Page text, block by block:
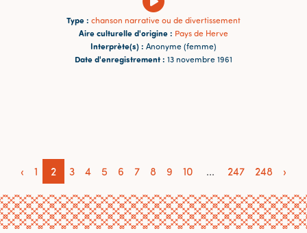
Type : chanson narrative ou de divertissement
Aire culturelle d'origine : Pays de Herve
Interprète(s) : Anonyme (femme)
Date d'enregistrement : 13 novembre 1961
‹ 1 2 3 4 5 6 7 8 9 10 ... 247 248 ›